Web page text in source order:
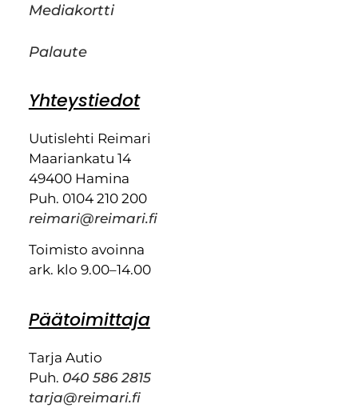
Mediakortti
Palaute
Yhteystiedot
Uutislehti Reimari
Maariankatu 14
49400 Hamina
Puh. 0104 210 200
reimari@reimari.fi
Toimisto avoinna
ark. klo 9.00–14.00
Päätoimittaja
Tarja Autio
Puh. 040 586 2815
tarja@reimari.fi